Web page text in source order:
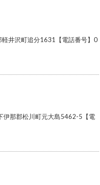
井沢町追分1631【電話番号】0
伊那郡松川町元大島5462-5【電